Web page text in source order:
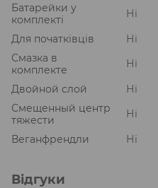
Батарейки у
комплекті
Ні
Для початківців
Ні
Смазка в
комплекте
Ні
Двойной слой
Ні
Смещенный центр
тяжести
Ні
Веганфрендли
Ні
Відгуки